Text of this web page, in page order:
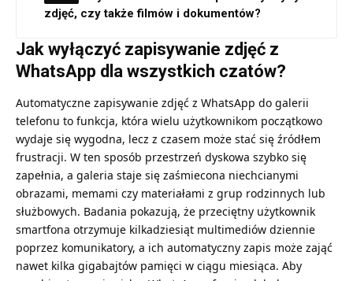
zdjęć, czy także filmów i dokumentów?
Jak wyłączyć zapisywanie zdjęć z
WhatsApp dla wszystkich czatów?
Automatyczne zapisywanie zdjęć z WhatsApp do galerii
telefonu to funkcja, która wielu użytkownikom początkowo
wydaje się wygodna, lecz z czasem może stać się źródłem
frustracji. W ten sposób przestrzeń dyskowa szybko się
zapełnia, a galeria staje się zaśmiecona niechcianymi
obrazami, memami czy materiałami z grup rodzinnych lub
służbowych. Badania pokazują, że przeciętny użytkownik
smartfona otrzymuje kilkadziesiąt multimediów dziennie
poprzez komunikatory, a ich automatyczny zapis może zająć
nawet kilka gigabajtów pamięci w ciągu miesiąca. Aby